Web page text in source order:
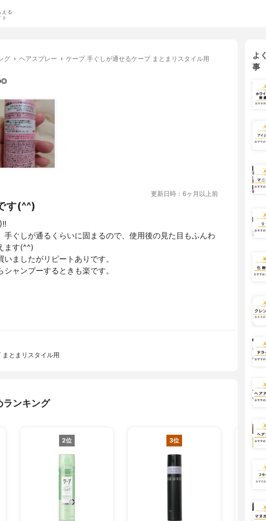
える
グ ヘアスプレー ケープ 手ぐしが通せるケープ まとまリスタイル用
更新日時：6ヶ月以上前
す(^^)
手ぐしが通るくらいに固まるので、使用後の見た目もふんわ
ます(^^)
ましたがリピートありです。
ャンプーするときも楽です。
とまリスタイル用
ランキング
2位 3位
よ
事